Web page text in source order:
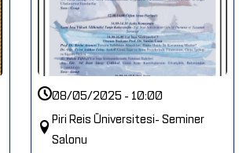
08/05/2025 - 10:00
Piri Reis Üniversitesi- Seminer
Salonu